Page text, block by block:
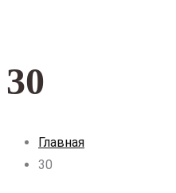
30
Главная
30